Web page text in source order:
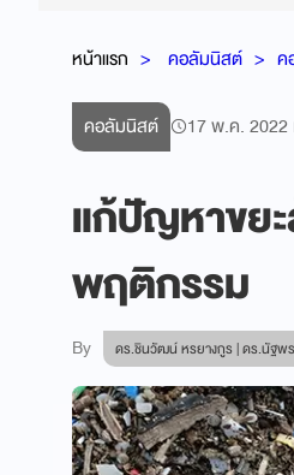
หน้าแรก คอลัมนิสต์ ค
คอลัมนิสต์ 17 พ.ค. 2022
แก้ปัญหาขย
พฤติกรรม
By ดร.ชินวัฒน์ หรยางกูร | ดร.นัฐพ